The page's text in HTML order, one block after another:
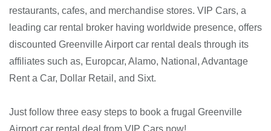
restaurants, cafes, and merchandise stores. VIP Cars, a
leading car rental broker having worldwide presence, offers
discounted Greenville Airport car rental deals through its
affiliates such as, Europcar, Alamo, National, Advantage
Rent a Car, Dollar Retail, and Sixt.
Just follow three easy steps to book a frugal Greenville
Airport car rental deal from VIP Cars now!